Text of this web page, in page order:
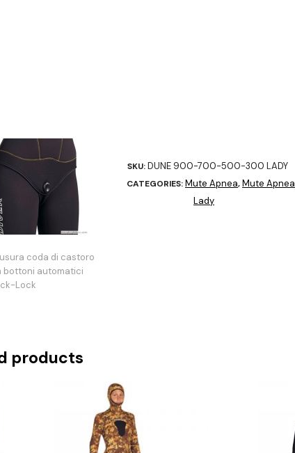
coda di castoro
bottoni automatici
Lock
SKU:DUNE 900-700-500-300 LADY
CATEGORIES:Mute Apnea,Mute Apnea
Lady
products